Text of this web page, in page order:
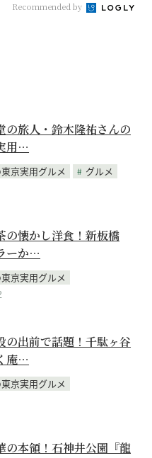
Recommended by
の旅人・鈴木隆祐さんの
用…
京実用グルメ
グルメ
の懐かし洋食！新板橋
ーか…
京実用グルメ
の出前で話題！千駄ヶ谷
庵…
京実用グルメ
の本領！石神井公園『龍